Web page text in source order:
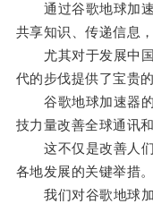
通过谷歌地球加速
共享知识、传递信息
尤其对于发展中国
代的步伐提供了宝贵的
谷歌地球加速器的
技力量改善全球通讯
这不仅是改善人们
各地发展的关键举措。
我们对谷歌地球加